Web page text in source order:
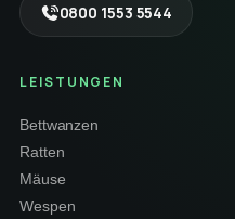
0800 1553 5544
LEISTUNGEN
Bettwanzen
Ratten
Mäuse
Wespen